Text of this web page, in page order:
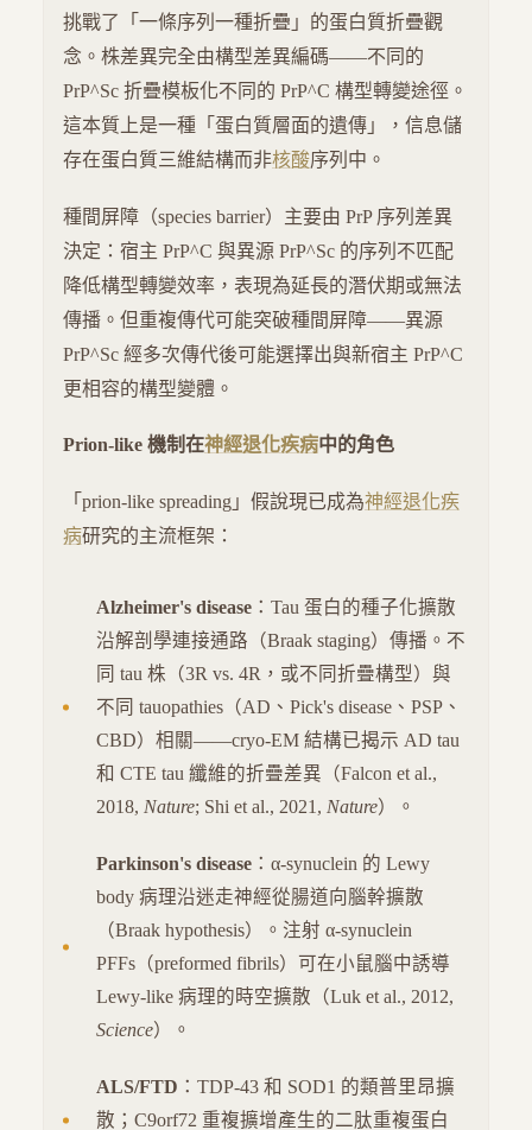
挑戰了「一條序列一種折疊」的蛋白質折疊觀
念。株差異完全由構型差異編碼——不同的
PrP^Sc 折疊模板化不同的 PrP^C 構型轉變途徑。
這本質上是一種「蛋白質層面的遺傳」，信息儲
存在蛋白質三維結構而非核酸序列中。
種間屏障（species barrier）主要由 PrP 序列差異
決定：宿主 PrP^C 與異源 PrP^Sc 的序列不匹配
降低構型轉變效率，表現為延長的潛伏期或無法
傳播。但重複傳代可能突破種間屏障——異源
PrP^Sc 經多次傳代後可能選擇出與新宿主 PrP^C
更相容的構型變體。
Prion-like 機制在神經退化疾病中的角色
「prion-like spreading」假說現已成為神經退化疾
病研究的主流框架：
Alzheimer's disease ：Tau 蛋白的種子化擴散
沿解剖學連接通路（Braak staging）傳播。不
同 tau 株（3R vs. 4R，或不同折疊構型）與
不同 tauopathies（AD、Pick's disease、PSP、
CBD）相關——cryo-EM 結構已揭示 AD tau
和 CTE tau 纖維的折疊差異（Falcon et al.,
2018, Nature; Shi et al., 2021, Nature）。
Parkinson's disease ：α-synuclein 的 Lewy
body 病理沿迷走神經從腸道向腦幹擴散
（Braak hypothesis）。注射 α-synuclein
PFFs（preformed fibrils）可在小鼠腦中誘導
Lewy-like 病理的時空擴散（Luk et al., 2012,
Science）。
ALS/FTD ：TDP-43 和 SOD1 的類普里昂擴
散；C9orf72 重複擴增產生的二肽重複蛋白